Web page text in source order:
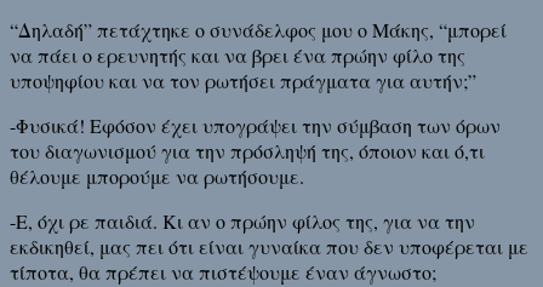
“Δηλαδή” πετάχτηκε ο συνάδελφος μου ο Μάκης, “μπορεί
να πάει ο ερευνητής και να βρει ένα πρώην φίλο της
υποψηφίου και να τον ρωτήσει πράγματα για αυτήν;”
-Φυσικά! Εφόσον έχει υπογράψει την σύμβαση των όρων
του διαγωνισμού για την πρόσληψή της, όποιον και ό,τι
θέλουμε μπορούμε να ρωτήσουμε.
-Ε, όχι ρε παιδιά. Κι αν ο πρώην φίλος της, για να την
εκδικηθεί, μας πει ότι είναι γυναίκα που δεν υποφέρεται με
τίποτα, θα πρέπει να πιστέψουμε έναν άγνωστο;